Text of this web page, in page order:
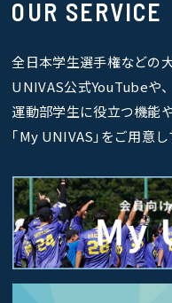
OUR SERVICE
全日本学生選手権などの
UNIVAS公式YouTubeや、
運動部学生に役立つ機能
｢My UNIVAS｣をご用意し